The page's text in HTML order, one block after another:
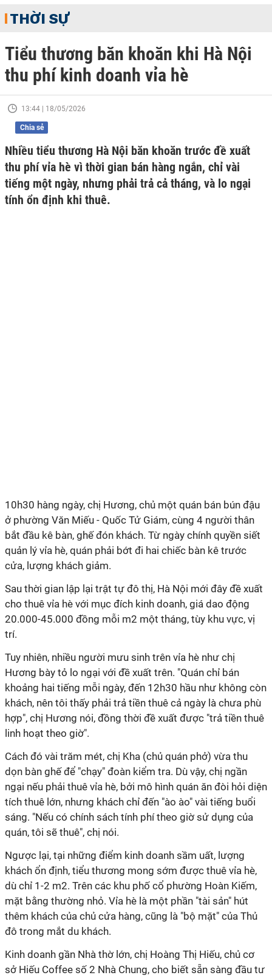
THỜI SỰ
Tiểu thương băn khoăn khi Hà Nội
thu phí kinh doanh vỉa hè
13:44 | 18/05/2026
Chia sẻ
Nhiều tiểu thương Hà Nội băn khoăn trước đề xuất
thu phí vỉa hè vì thời gian bán hàng ngắn, chỉ vài
tiếng một ngày, nhưng phải trả cả tháng, và lo ngại
tính ổn định khi thuê.
10h30 hàng ngày, chị Hương, chủ một quán bán bún đậu
ở phường Văn Miếu - Quốc Tử Giám, cùng 4 người thân
bắt đầu kê bàn, ghế đón khách. Từ ngày chính quyền siết
quản lý vỉa hè, quán phải bớt đi hai chiếc bàn kê trước
cửa, lượng khách giảm.
Sau thời gian lập lại trật tự đô thị, Hà Nội mới đây đề xuất
cho thuê vỉa hè với mục đích kinh doanh, giá dao động
20.000-45.000 đồng mỗi m2 một tháng, tùy khu vực, vị
trí.
Tuy nhiên, nhiều người mưu sinh trên vỉa hè như chị
Hương bày tỏ lo ngại với đề xuất trên. "Quán chỉ bán
khoảng hai tiếng mỗi ngày, đến 12h30 hầu như không còn
khách, nên tôi thấy phải trả tiền thuê cả ngày là chưa phù
hợp", chị Hương nói, đồng thời đề xuất được "trả tiền thuê
linh hoạt theo giờ".
Cách đó vài trăm mét, chị Kha (chủ quán phở) vừa thu
dọn bàn ghế để "chạy" đoàn kiểm tra. Dù vậy, chị ngần
ngại nếu phải thuê vỉa hè, bởi mô hình quán ăn đòi hỏi diện
tích thuê lớn, nhưng khách chỉ đến "ào ào" vài tiếng buổi
sáng. "Nếu có chính sách tính phí theo giờ sử dụng của
quán, tôi sẽ thuê", chị nói.
Ngược lại, tại những điểm kinh doanh sầm uất, lượng
khách ổn định, tiểu thương mong sớm được thuê vỉa hè,
dù chỉ 1-2 m2. Trên các khu phố cổ phường Hoàn Kiếm,
mặt bằng thường nhỏ. Vỉa hè là một phần "tài sản" hút
thêm khách của chủ cửa hàng, cũng là "bộ mặt" của Thủ
đô trong mắt du khách.
Kinh doanh gần Nhà thờ lớn, chị Hoàng Thị Hiếu, chủ cơ
sở Hiếu Coffee số 2 Nhà Chung, cho biết sẵn sàng đầu tư